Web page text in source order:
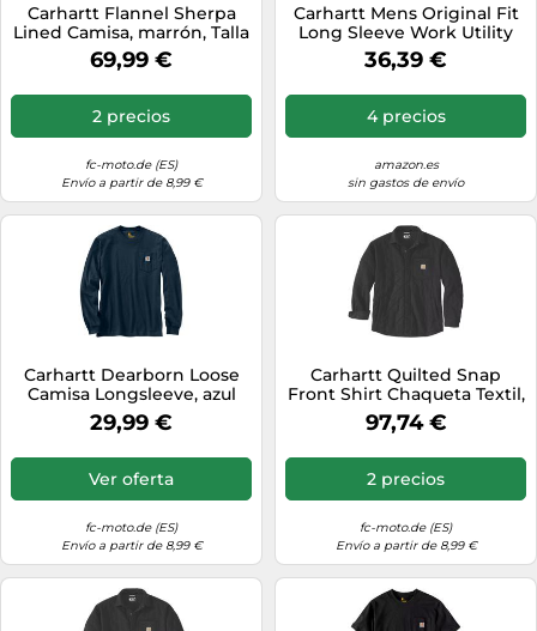
Carhartt Flannel Sherpa
Lined Camisa, marrón, Talla
S
69,99 €
2 precios
fc-moto.de (ES)
Envío a partir de 8,99 €
Carhartt Mens Original Fit
Long Sleeve Work Utility
Button Down Shirt, Black
Chambray, XX-Large US
36,39 €
4 precios
amazon.es
sin gastos de envío
Carhartt Dearborn Loose
Camisa Longsleeve, azul
oscuro, Talla S
29,99 €
Ver oferta
fc-moto.de (ES)
Envío a partir de 8,99 €
Carhartt Quilted Snap
Front Shirt Chaqueta Textil,
negro, Talla XL
97,74 €
2 precios
fc-moto.de (ES)
Envío a partir de 8,99 €